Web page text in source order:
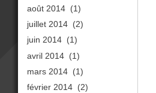
août 2014 (1)
juillet 2014 (2)
juin 2014 (1)
avril 2014 (1)
mars 2014 (1)
février 2014 (2)